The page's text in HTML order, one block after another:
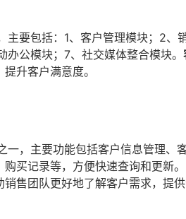
主要包括：1、客户管理模块；2
公模块；7、社交媒体整合模块。
升客户满意度。
一，主要功能包括客户信息管理、
买记录等，方便快速查询和更新
售团队更好地了解客户需求，提供